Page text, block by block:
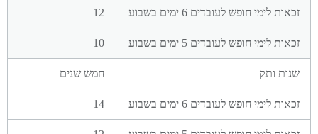
12
10
חמש שנים
14